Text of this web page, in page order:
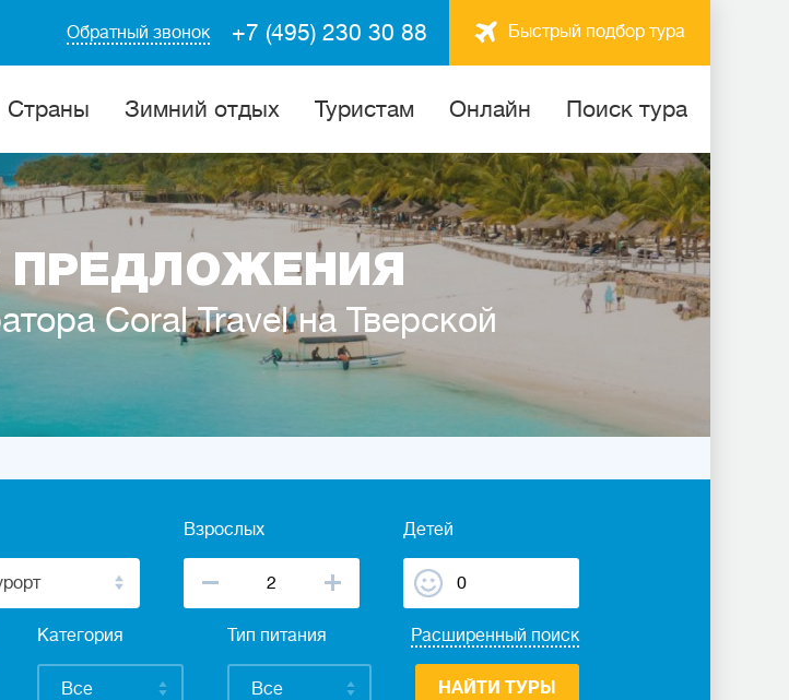
Быстрый подбор тура
+7 (495) 230 30 88
Обратный звонок
Cтраны Зимний отдых Туристам Онлайн Поиск тура
Coral Travel на Тверской
Взрослых Детей
Категория
Все
Тип питания
Все
Расширенный поиск
НАЙТИ ТУРЫ